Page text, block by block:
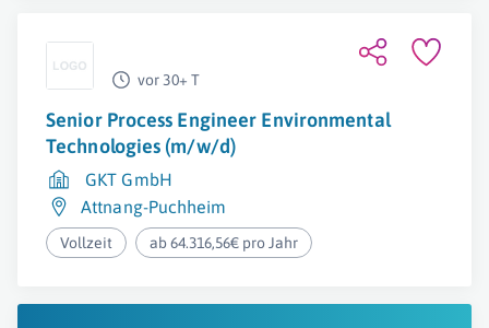
vor 30+ T
Senior Process Engineer Environmental
Technologies (m/w/d)
GKT GmbH
Attnang-Puchheim
Vollzeit ab 64.316,56€ pro Jahr